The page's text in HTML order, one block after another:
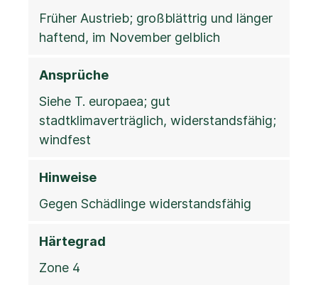
Früher Austrieb; großblättrig und länger
haftend, im November gelblich
Ansprüche
Siehe T. europaea; gut
stadtklimaverträglich, widerstandsfähig;
windfest
Hinweise
Gegen Schädlinge widerstandsfähig
Härtegrad
Zone 4